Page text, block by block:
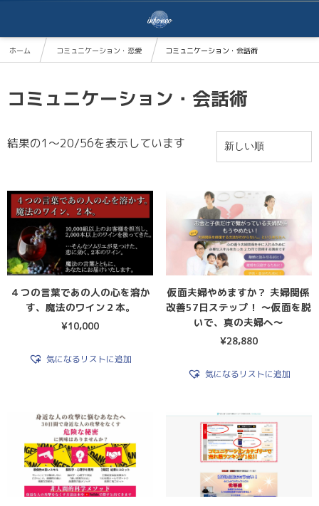
ホーム コミュニケーション・恋愛 コミュニケーション・会話術
コミュニケーション・会話術
結果の1～20/56を表示しています
４つの言葉であの人の心を溶か
す、魔法のワイン２本。
¥10,000
気になるリストに追加
仮面夫婦やめますか？ 夫婦関係
改善57日ステップ！ 〜仮面を脱
いで、真の夫婦へ〜
¥28,880
気になるリストに追加